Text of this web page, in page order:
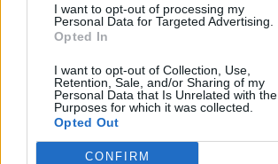
I want to opt-out of processing my
Personal Data for Targeted Advertising.
Opted In
I want to opt-out of Collection, Use,
Retention, Sale, and/or Sharing of my
Personal Data that Is Unrelated with the
Purposes for which it was collected.
Opted Out
CONFIRM
In evidenza